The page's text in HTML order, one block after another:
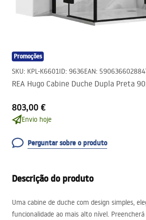
Promoções
SKU: KPL-K6601ID: 9636EAN:
REA Hugo Cabine Duche Dupla Preta
803,00 €
Envio hoje
Perguntar sobre o produto
Descrição do produto
Uma cabine de duche com design simples,
funcionalidade ao mais alto nível.